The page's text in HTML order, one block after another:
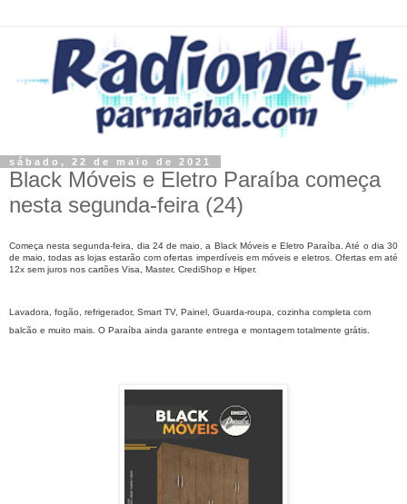
sábado, 22 de maio de 2021
Black Móveis e Eletro Paraíba começa
nesta segunda-feira (24)
Começa nesta segunda-feira, dia 24 de maio, a Black Móveis e Eletro Paraíba. Até o dia 30
de maio, todas as lojas estarão com ofertas imperdíveis em móveis e eletros. Ofertas em até
12x sem juros nos cartões Visa, Master, CrediShop e Hiper.
Lavadora, fogão, refrigerador, Smart TV, Painel, Guarda-roupa, cozinha completa com
balcão e muito mais. O Paraíba ainda garante entrega e montagem totalmente grátis.